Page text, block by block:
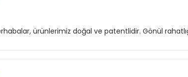
ürünlerimiz doğal ve patentlidir. Gönül